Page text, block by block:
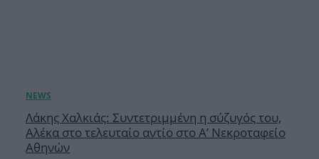
Λάκης Χαλκιάς: Συντετριμμένη η σύζυγός του,
Αλέκα στο τελευταίο αντίο στο Α’ Νεκροταφείο
Αθηνών